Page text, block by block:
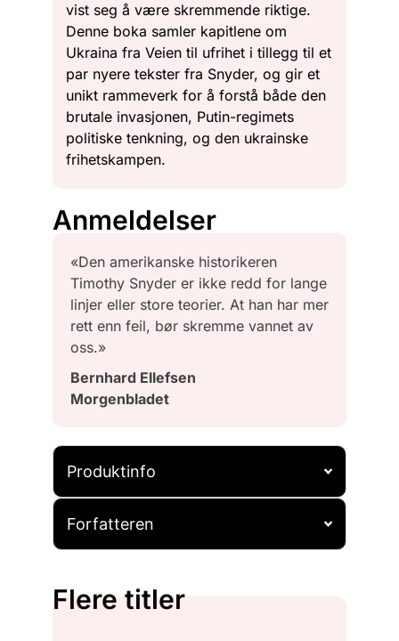
vist seg å være skremmende riktige.
Denne boka samler kapitlene om
Ukraina fra Veien til ufrihet i tillegg til et
par nyere tekster fra Snyder, og gir et
unikt rammeverk for å forstå både den
brutale invasjonen, Putin-regimets
politiske tenkning, og den ukrainske
frihetskampen.
Anmeldelser
«Den amerikanske historikeren
Timothy Snyder er ikke redd for lange
linjer eller store teorier. At han har mer
rett enn feil, bør skremme vannet av
oss.»
Bernhard Ellefsen
Morgenbladet
Produktinfo
Forfatteren
Flere titler